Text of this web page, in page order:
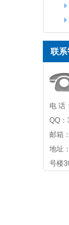
联系
电 话
QQ
邮箱
地址
号楼